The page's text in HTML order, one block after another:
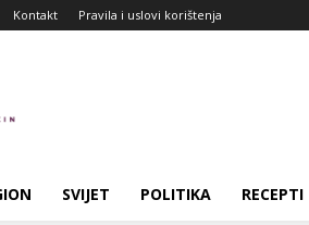
Kontakt Pravila i uslovi korištenja
SVIJET POLITIKA RECEPTI